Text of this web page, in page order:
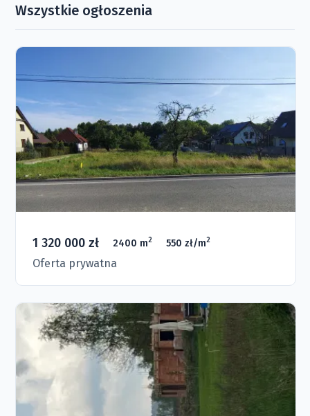
Wszystkie ogłoszenia
1 320 000 zł 2400 m2 550 zł/m2
Oferta prywatna